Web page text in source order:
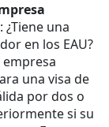
: ¿Tiene una
en los EAU?
una visa de
por dos o
si su